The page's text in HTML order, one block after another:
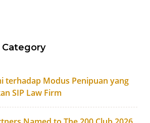
Category
terhadap Modus Penipuan yang
SIP Law Firm